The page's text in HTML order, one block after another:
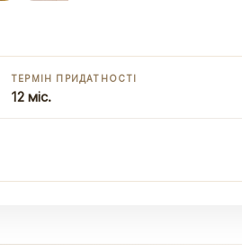
ТЕРМІН ПРИДАТНОСТІ
12 міс.